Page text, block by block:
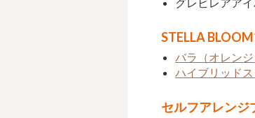
STELLA
バラ（オレンジ
ハイブリッドス
セルフアレンジ